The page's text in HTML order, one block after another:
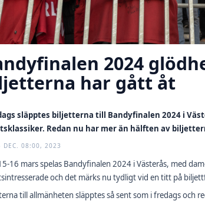
2024
har gått åt
släpptes biljetterna till Bandyfinalen 2024 i
Redan nu har mer än hälften av
DEC. 08:00, 2023
16 mars spelas Bandyfinalen 2024 i Västerås, med
och det märks nu tydligt vid en titt på
till allmänheten släpptes så sent som i fredags och